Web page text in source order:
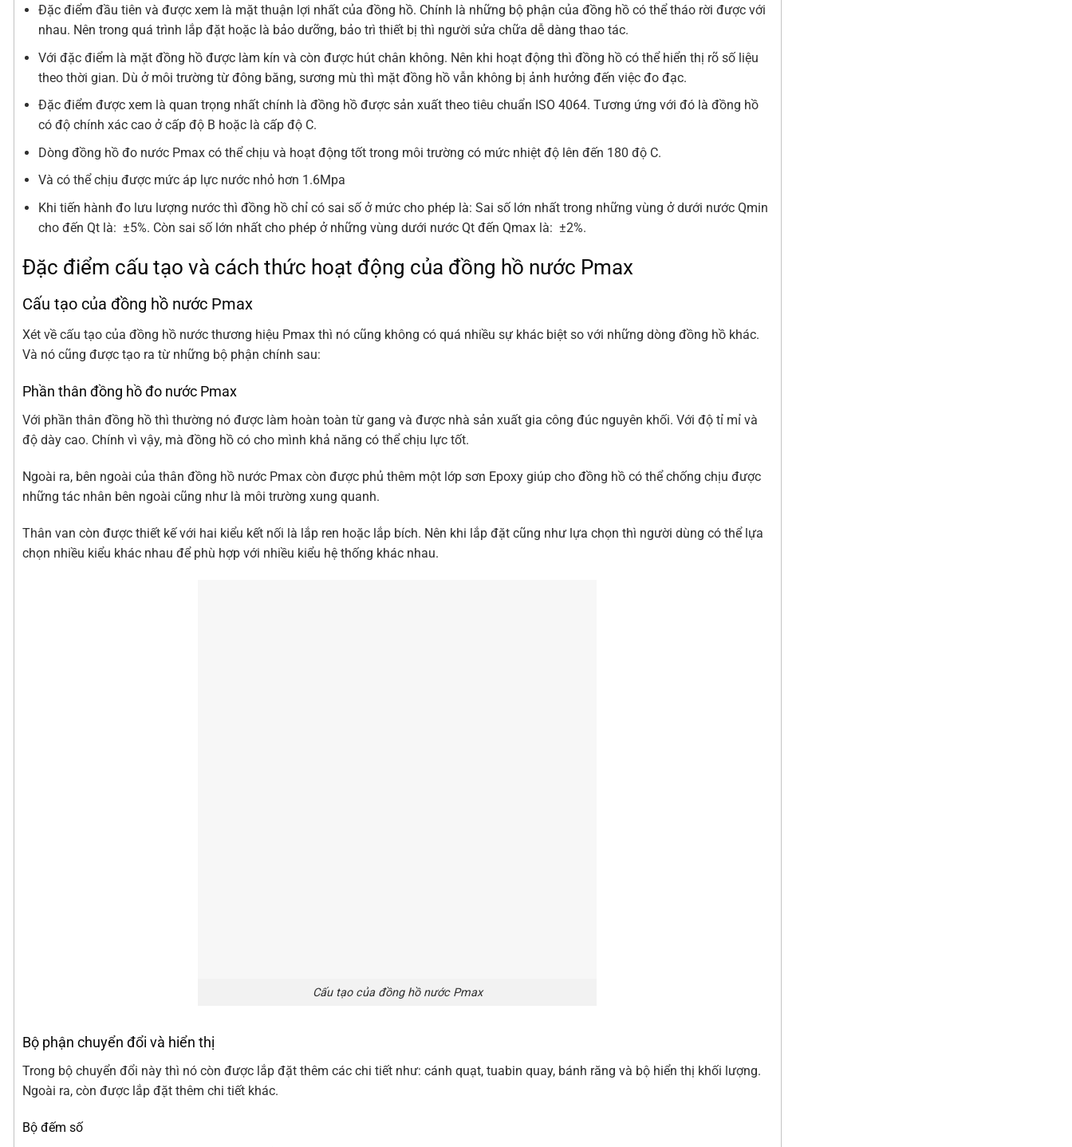
Đặc điểm đầu tiên và được xem là mặt thuận lợi nhất của đồng hồ. Chính là những bộ phận của đồng hồ có thể tháo rời được với
nhau. Nên trong quá trình lắp đặt hoặc là bảo dưỡng, bảo trì thiết bị thì người sửa chữa dễ dàng thao tác.
Với đặc điểm là mặt đồng hồ được làm kín và còn được hút chân không. Nên khi hoạt động thì đồng hồ có thể hiển thị rõ số liệu
theo thời gian. Dù ở môi trường từ đông băng, sương mù thì mặt đồng hồ vẫn không bị ảnh hưởng đến việc đo đạc.
Đặc điểm được xem là quan trọng nhất chính là đồng hồ được sản xuất theo tiêu chuẩn ISO 4064. Tương ứng với đó là đồng hồ
có độ chính xác cao ở cấp độ B hoặc là cấp độ C.
Dòng đồng hồ đo nước Pmax có thể chịu và hoạt động tốt trong môi trường có mức nhiệt độ lên đến 180 độ C.
Và có thể chịu được mức áp lực nước nhỏ hơn 1.6Mpa
Khi tiến hành đo lưu lượng nước thì đồng hồ chỉ có sai số ở mức cho phép là: Sai số lớn nhất trong những vùng ở dưới nước Qmin
cho đến Qt là: ±5%. Còn sai số lớn nhất cho phép ở những vùng dưới nước Qt đến Qmax là: ±2%.
Đặc điểm cấu tạo và cách thức hoạt động của đồng hồ nước Pmax
Cấu tạo của đồng hồ nước Pmax
Xét về cấu tạo của đồng hồ nước thương hiệu Pmax thì nó cũng không có quá nhiều sự khác biệt so với những dòng đồng hồ khác.
Và nó cũng được tạo ra từ những bộ phận chính sau:
Phần thân đồng hồ đo nước Pmax
Với phần thân đồng hồ thì thường nó được làm hoàn toàn từ gang và được nhà sản xuất gia công đúc nguyên khối. Với độ tỉ mỉ và
độ dày cao. Chính vì vậy, mà đồng hồ có cho mình khả năng có thể chịu lực tốt.
Ngoài ra, bên ngoài của thân đồng hồ nước Pmax còn được phủ thêm một lớp sơn Epoxy giúp cho đồng hồ có thể chống chịu được
những tác nhân bên ngoài cũng như là môi trường xung quanh.
Thân van còn được thiết kế với hai kiểu kết nối là lắp ren hoặc lắp bích. Nên khi lắp đặt cũng như lựa chọn thì người dùng có thể lựa
chọn nhiều kiểu khác nhau để phù hợp với nhiều kiểu hệ thống khác nhau.
Cấu tạo của đồng hồ nước Pmax
Bộ phận chuyển đổi và hiển thị
Trong bộ chuyển đổi này thì nó còn được lắp đặt thêm các chi tiết như: cánh quạt, tuabin quay, bánh răng và bộ hiển thị khối lượng.
Ngoài ra, còn được lắp đặt thêm chi tiết khác.
Bộ đếm số